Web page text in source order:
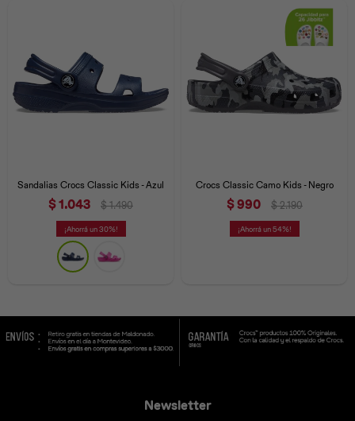
Sandalias Crocs Classic Kids - Azul
$1.043 $ 1.490
30
Crocs Classic Camo Kids - Negro
$990 $ 2.190
54
Newsletter